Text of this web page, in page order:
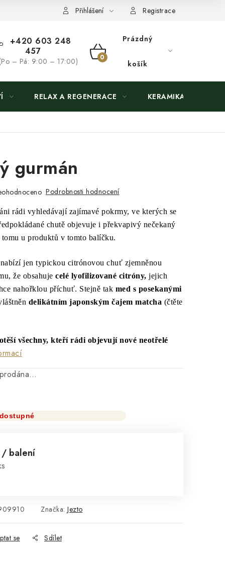
Přihlášení Registrace
+420 603 248
457
– Pá: 9:00 – 17:00)
NÁKUPNÍ
Prázdný
košík
RELAX A REGENERACE KERAMIKA
gurmán
Podrobnosti hodnocení
rádi vyhledávají zajímavé pokrmy, ve kterých se
chutě objevuje i překvapivý nečekaný
u produktů v tomto balíčku.
jen typickou citrónovou chuť zjemněnou
že obsahuje celé lyofilizované citróny, jejich
nahořklou příchuť. Stejně tak med s posekanými
delikátním japonským čajem matcha (čtěte
všechny, kteří rádi objevují nové neotřelé
/ balení
Značka: Jezto
se Sdílet